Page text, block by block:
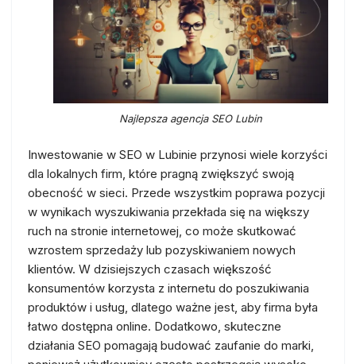
Najlepsza agencja SEO Lubin
Inwestowanie w SEO w Lubinie przynosi wiele korzyści
dla lokalnych firm, które pragną zwiększyć swoją
obecność w sieci. Przede wszystkim poprawa pozycji
w wynikach wyszukiwania przekłada się na większy
ruch na stronie internetowej, co może skutkować
wzrostem sprzedaży lub pozyskiwaniem nowych
klientów. W dzisiejszych czasach większość
konsumentów korzysta z internetu do poszukiwania
produktów i usług, dlatego ważne jest, aby firma była
łatwo dostępna online. Dodatkowo, skuteczne
działania SEO pomagają budować zaufanie do marki,